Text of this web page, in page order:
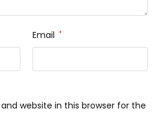
Email *
website in this browser for the